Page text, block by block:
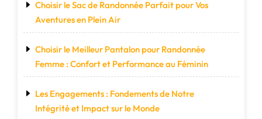
Choisir le Sac de Randonnée Parfait pour Vos
Aventures en Plein Air
Choisir le Meilleur Pantalon pour Randonnée
Femme : Confort et Performance au Féminin
Les Engagements : Fondements de Notre
Intégrité et Impact sur le Monde